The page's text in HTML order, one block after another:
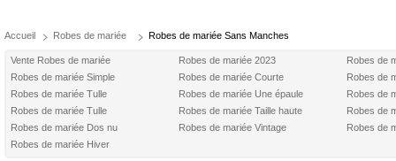
Accueil Robes de mariée Robes de mariée Sans Manches
Vente Robes de mariée Robes de mariée 2023
Robes de
Robes de mariée Simple
Robes de mariée Courte
Robes de
Robes de mariée Tulle
Robes de mariée Une épaule
Robes de
Robes de mariée Tulle
Robes de mariée Taille haute
Robes de
Robes de mariée Dos nu
Robes de mariée Vintage
Robes de
Robes de mariée Hiver